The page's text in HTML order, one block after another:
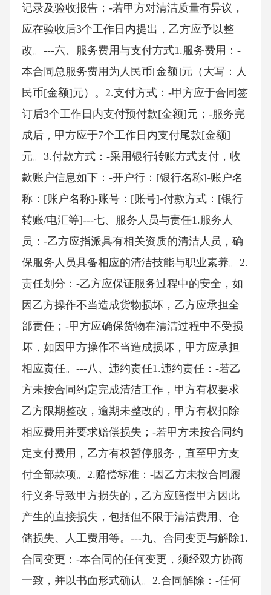
记录及验收报告；-若甲方对清洁质量有异议，
应在验收后3个工作日内提出，乙方应予以整
改。---六、服务费用与支付方式1.服务费用：-
本合同总服务费用为人民币[金额]元（大写：人
民币[金额]元）。2.支付方式：-甲方应于合同签
订后3个工作日内支付预付款[金额]元；-服务完
成后，甲方应于7个工作日内支付尾款[金额]
元。3.付款方式：-采用银行转账方式支付，收
款账户信息如下：-开户行：[银行名称]-账户名
称：[账户名称]-账号：[账号]-付款方式：[银行
转账/电汇等]---七、服务人员与责任1.服务人
员：-乙方应指派具有相关资质的清洁人员，确
保服务人员具备相应的清洁技能与职业素养。2.
责任划分：-乙方应保证服务过程中的安全，如
因乙方操作不当造成货物损坏，乙方应承担全
部责任；-甲方应确保货物在清洁过程中不受损
坏，如因甲方操作不当造成损坏，甲方应承担
相应责任。---八、违约责任1.违约责任：-若乙
方未按合同约定完成清洁工作，甲方有权要求
乙方限期整改，逾期未整改的，甲方有权扣除
相应费用并要求赔偿损失；-若甲方未按合同约
定支付费用，乙方有权暂停服务，直至甲方支
付全部款项。2.赔偿标准：-因乙方未按合同履
行义务导致甲方损失的，乙方应赔偿甲方因此
产生的直接损失，包括但不限于清洁费用、仓
储损失、人工费用等。---九、合同变更与解除1.
合同变更：-本合同的任何变更，须经双方协商
一致，并以书面形式确认。2.合同解除：-任何